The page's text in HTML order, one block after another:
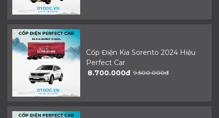
Cốp Điện Kia Sorento 2024 Hiệu
Perfect Car
8.700.000đ 9.500.000đ